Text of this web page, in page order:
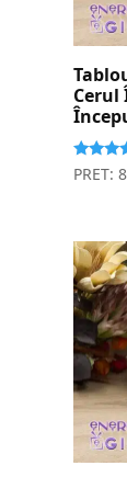
Cerul
Evaluat
5.00
PRET: